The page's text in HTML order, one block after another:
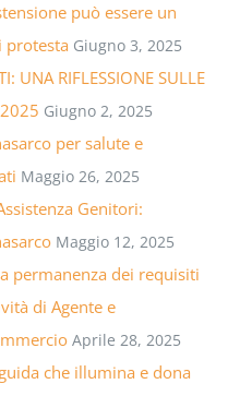
può essere un
protesta Giugno 3, 2025
UNA RIFLESSIONE SULLE
2025 Giugno 2, 2025
per salute e
Maggio 26, 2025
Genitori:
Maggio 12, 2025
permanenza dei requisiti
di Agente e
Aprile 28, 2025
che illumina e dona